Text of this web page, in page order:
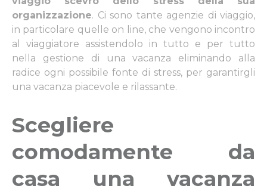
organizzazione. Ci sono tante agenzie di viaggio,
in particolare quelle on line, che vengono incontro
al viaggiatore assistendolo in tutto e per tutto
nella gestione di una vacanza eliminando alla
radice ogni possibile fonte di stress, per garantirgli
una vacanza piacevole e rilassante.
Scegliere
comodamente da
casa una vacanza